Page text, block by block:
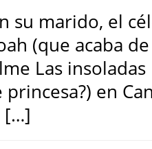
su marido, el
(que acaba
Las insoladas
en
[…]